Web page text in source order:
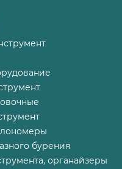
бурения
органайзеры